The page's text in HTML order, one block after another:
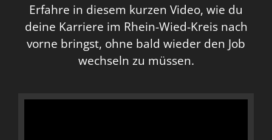
Erfahre in diesem kurzen Video, wie du
deine Karriere im Rhein-Wied-Kreis nach
vorne bringst, ohne bald wieder den Job
wechseln zu müssen.